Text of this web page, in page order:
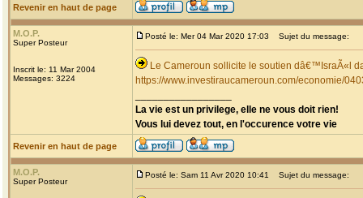
Revenir en haut de page
M.O.P.
Super Posteur
Inscrit le: 11 Mar 2004
Messages: 3224
Posté le: Mer 04 Mar 2020 17:03 Sujet du message:
Le Cameroun sollicite le soutien dâ€™IsraÃ«l
https://www.investiraucameroun.com/economie/
La vie est un privilege, elle ne vous doit rien!
Vous lui devez tout, en l'occurence votre vie
Revenir en haut de page
M.O.P.
Super Posteur
Posté le: Sam 11 Avr 2020 10:41 Sujet du message: